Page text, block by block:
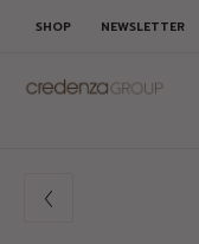
SHOP NEWSLETTER